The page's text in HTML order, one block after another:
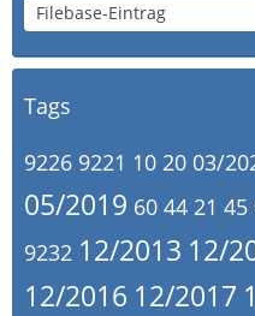
Filebase-Eintrag
Tags
9226 9221 10 20 03/
05/2019 60 44 21 45
9232 12/2013 12/
12/2016 12/2017